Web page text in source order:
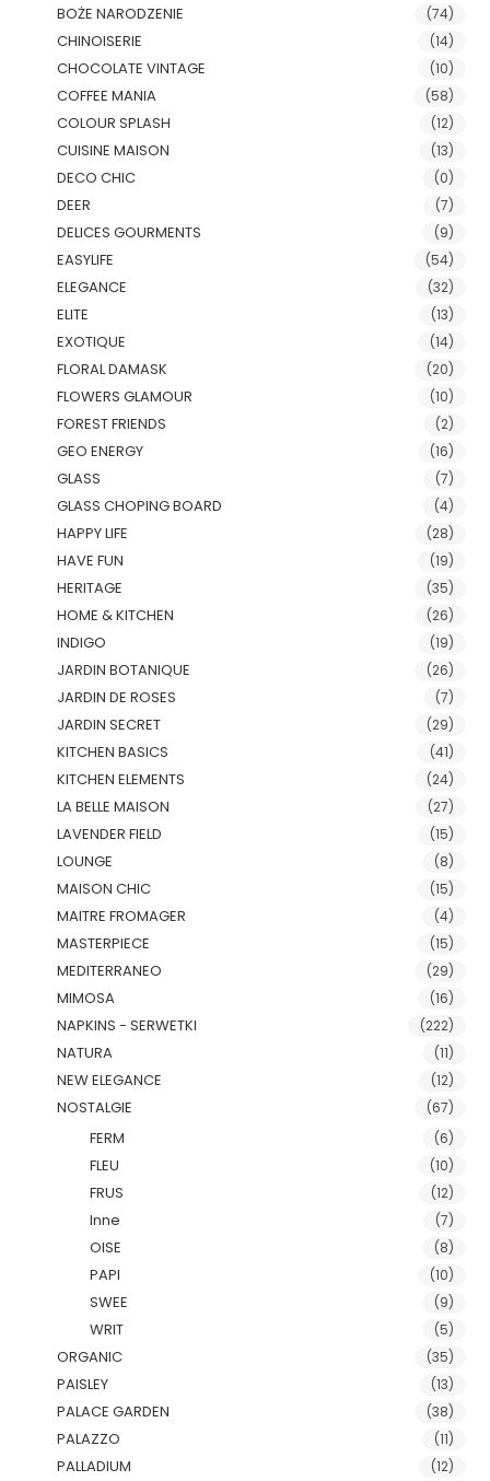
BOŻE NARODZENIE (74)
CHINOISERIE (14)
CHOCOLATE VINTAGE (10)
COFFEE MANIA (58)
COLOUR SPLASH (12)
CUISINE MAISON (13)
DECO CHIC (0)
DEER (7)
DELICES GOURMENTS (9)
EASYLIFE (54)
ELEGANCE (32)
ELITE (13)
EXOTIQUE (14)
FLORAL DAMASK (20)
FLOWERS GLAMOUR (10)
FOREST FRIENDS (2)
GEO ENERGY (16)
GLASS (7)
GLASS CHOPING BOARD (4)
HAPPY LIFE (28)
HAVE FUN (19)
HERITAGE (35)
HOME & KITCHEN (26)
INDIGO (19)
JARDIN BOTANIQUE (26)
JARDIN DE ROSES (7)
JARDIN SECRET (29)
KITCHEN BASICS (41)
KITCHEN ELEMENTS (24)
LA BELLE MAISON (27)
LAVENDER FIELD (15)
LOUNGE (8)
MAISON CHIC (15)
MAITRE FROMAGER (4)
MASTERPIECE (15)
MEDITERRANEO (29)
MIMOSA (16)
NAPKINS - SERWETKI (222)
NATURA (11)
NEW ELEGANCE (12)
NOSTALGIE (67)
FERM (6)
FLEU (10)
FRUS (12)
Inne (7)
OISE (8)
PAPI (10)
SWEE (9)
WRIT (5)
ORGANIC (35)
PAISLEY (13)
PALACE GARDEN (38)
PALAZZO (11)
PALLADIUM (12)